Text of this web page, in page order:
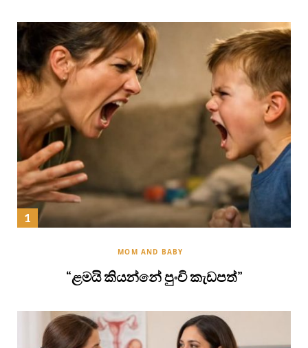
MOM AND BABY
“ළමයි කියන්නේ පුංචි කැඩපත්”